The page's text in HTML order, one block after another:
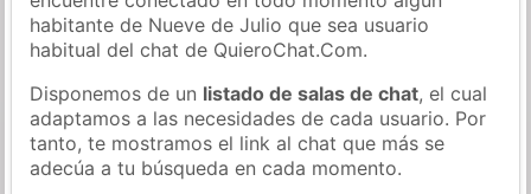
habitante de Nueve de Julio que sea usuario
habitual del chat de QuieroChat.Com.
Disponemos de un listado de salas de chat, el cual
adaptamos a las necesidades de cada usuario. Por
tanto, te mostramos el link al chat que más se
adecúa a tu búsqueda en cada momento.